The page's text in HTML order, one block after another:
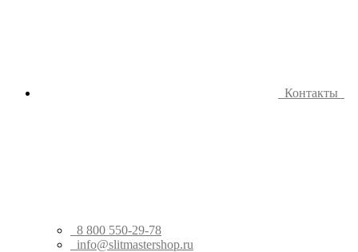
Контакты
8 800 550-29-78
info@slitmastershop.ru